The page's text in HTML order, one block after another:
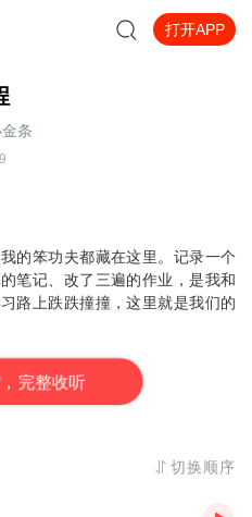
打开APP
条
9
的笨功夫都藏在这里。记录一个
笔记、改了三遍的作业，是我和
路上跌跌撞撞，这里就是我们的
完整收听
切换顺序